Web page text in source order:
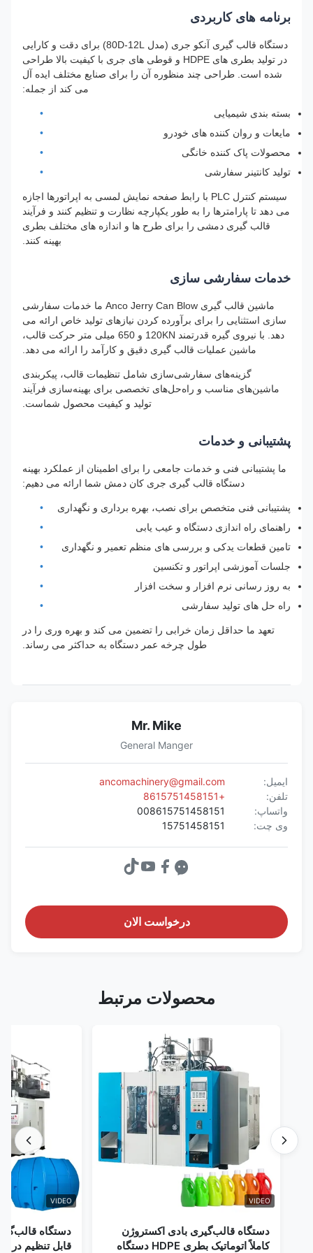
برنامه های کاربردی
دستگاه قالب گیری آنکو جری (مدل 80D-12L) برای دقت و کارایی
در تولید بطری های HDPE و قوطی های جری با کیفیت بالا طراحی
شده است. طراحی چند منظوره آن را برای صنایع مختلف ایده آل
می کند از جمله:
بسته بندی شیمیایی
مایعات و روان کننده های خودرو
محصولات پاک کننده خانگی
تولید کانتینر سفارشی
سیستم کنترل PLC با رابط صفحه نمایش لمسی به اپراتورها اجازه
می دهد تا پارامترها را به طور یکپارچه نظارت و تنظیم کنند و فرآیند
قالب گیری دمشی را برای طرح ها و اندازه های مختلف بطری
بهینه کنند.
خدمات سفارشی سازی
ماشین قالب گیری Anco Jerry Can Blow ما خدمات سفارشی
سازی استثنایی را برای برآورده کردن نیازهای تولید خاص ارائه می
دهد. با نیروی گیره قدرتمند 120KN و 650 میلی متر حرکت قالب،
ماشین عملیات قالب گیری دقیق و کارآمد را ارائه می دهد.
گزینه‌های سفارشی‌سازی شامل تنظیمات قالب، پیکربندی
ماشین‌های مناسب و راه‌حل‌های تخصصی برای بهینه‌سازی فرآیند
تولید و کیفیت محصول شماست.
پشتیبانی و خدمات
ما پشتیبانی فنی و خدمات جامعی را برای اطمینان از عملکرد بهینه
دستگاه قالب گیری جری کان دمش شما ارائه می دهیم:
پشتیبانی فنی متخصص برای نصب، بهره برداری و نگهداری
راهنمای راه اندازی دستگاه و عیب یابی
تامین قطعات یدکی و بررسی های منظم تعمیر و نگهداری
جلسات آموزشی اپراتور و تکنسین
به روز رسانی نرم افزار و سخت افزار
راه حل های تولید سفارشی
تعهد ما حداقل زمان خرابی را تضمین می کند و بهره وری را در
طول چرخه عمر دستگاه به حداکثر می رساند.
Mr. Mike
General Manger
ایمیل:
ancomachinery@gmail.com
واتساپ:
008615751458151
وی چت:
15751458151
درخواست الان
محصولات مرتبط
VIDEO
دستگاه قالب‌گیری بادی اکستروژن
کاملاً اتوماتیک بطری HDPE دستگاه
VIDEO
دستگاه قالب‌گیری